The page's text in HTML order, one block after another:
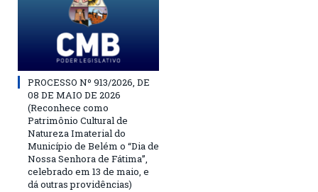
PROCESSO Nº 913/2026, DE
08 DE MAIO DE 2026
(Reconhece como
Patrimônio Cultural de
Natureza Imaterial do
Município de Belém o “Dia de
Nossa Senhora de Fátima”,
celebrado em 13 de maio, e
dá outras providências)